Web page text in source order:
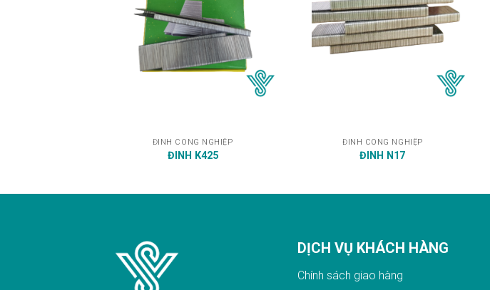
ĐINH CÔNG NGHIỆP
ĐINH K425
ĐINH CÔNG NGHIỆP
ĐINH N17
DỊCH VỤ KHÁCH HÀNG
Chính sách giao hàng